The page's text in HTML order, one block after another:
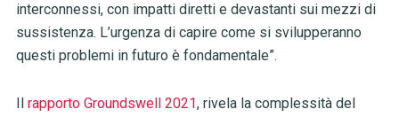
interconnessi, con impatti diretti e devastanti sui mezzi di
sussistenza. L’urgenza di capire come si svilupperanno
questi problemi in futuro è fondamentale”.
Il rapporto Groundswell 2021, rivela la complessità del